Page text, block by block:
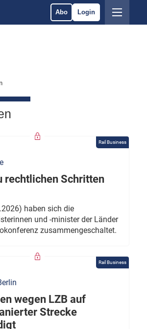
Abo Login
Rail Business
rechtlichen Schritten
haben sich die
und -minister der Länder
zusammengeschaltet.
Rail Business
wegen LZB auf
Strecke